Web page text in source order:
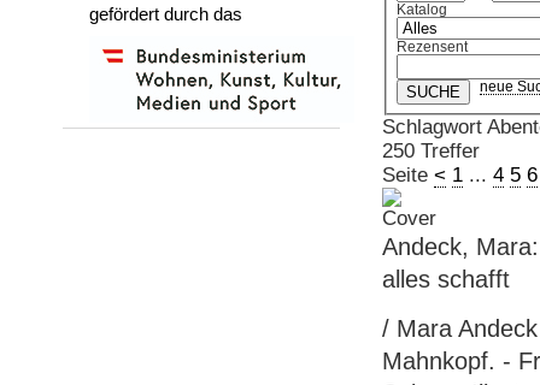
Katalog
Rezensent
neue
Schlagwort
250 Treffer
Seite < 1... 4 5 6
Andeck,
alles schafft
/ Mara
Mahnkopf. -
gefördert durch das